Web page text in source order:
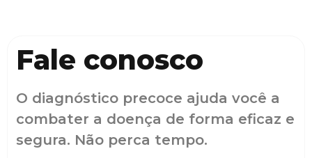
Fale conosco
O diagnóstico precoce ajuda você a
combater a doença de forma eficaz e
segura. Não perca tempo.